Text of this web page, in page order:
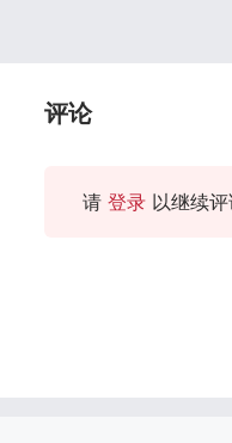
评论
请 登录 以继续